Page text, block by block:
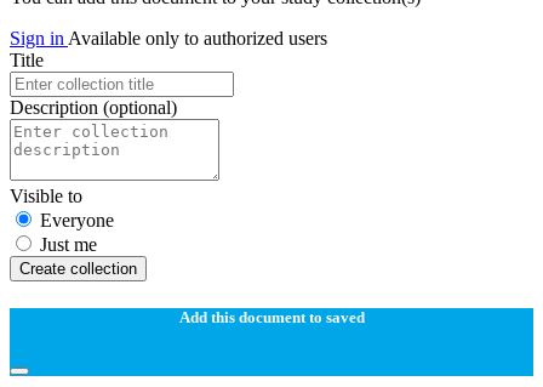
Sign in Available only to authorized users
Title
Description (optional)
Visible to
Everyone
Just me
Create collection
Add this document to saved